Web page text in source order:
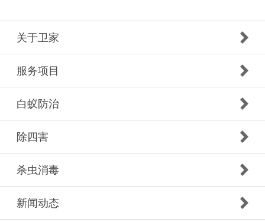
关于卫家
服务项目
白蚁防治
除四害
杀虫消毒
新闻动态